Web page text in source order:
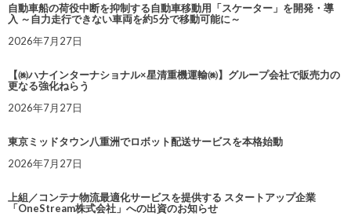
自動車船の荷役中断を抑制する自動車移動用「スケーター」を開発・導
入 ～自力走行できない車両を約5分で移動可能に～
2026年7月27日
【㈱ハナインターナショナル×星清重機運輸㈱】グループ会社で販売力の
更なる強化ねらう
2026年7月27日
東京ミッドタウン八重洲でロボット配送サービスを本格始動
2026年7月27日
上組／コンテナ物流最適化サービスを提供する スタートアップ企業
「OneStream株式会社」への出資のお知らせ